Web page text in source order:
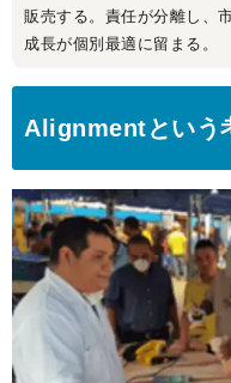
販売する。責任が分離し、
成長が個別最適に留まる。
Alignmentという